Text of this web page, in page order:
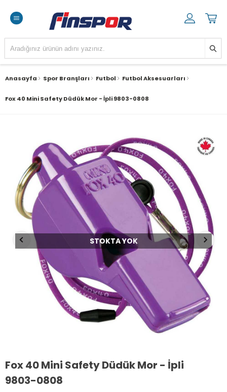
Anasayfa Spor Branşları Futbol Futbol Aksesuarları
Fox 40 Mini Safety Düdük Mor - İpli 9803-0808
STOKTA YOK
Fox 40 Mini Safety Düdük Mor - İpli
9803-0808